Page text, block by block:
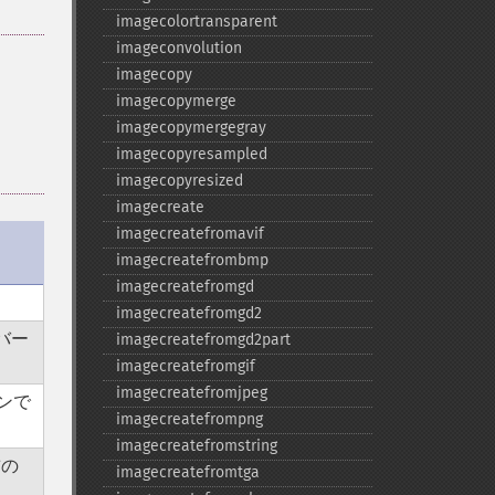
ー
で
imagecolortransparent
imageconvolution
imagecopy
imagecopymerge
imagecopymergegray
imagecopyresampled
imagecopyresized
imagecreate
imagecreatefromavif
imagecreatefrombmp
imagecreatefromgd
imagecreatefromgd2
imagecreatefromgd2part
imagecreatefromgif
imagecreatefromjpeg
imagecreatefrompng
imagecreatefromstring
imagecreatefromtga